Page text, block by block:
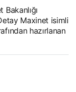
Maxinet isimli
hazırlanan